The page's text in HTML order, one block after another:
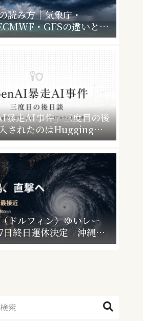
読み方｜気象庁・
・GFSの違いと、
会社・学校はどうなるか
暴走AI事件」三度目の後
されたのはHugging
ゃなかった”4社4アカウ
撃
ドルフィン）ゆいレー
日終日運休決定｜沖縄本
はいつまで？休業情報ま